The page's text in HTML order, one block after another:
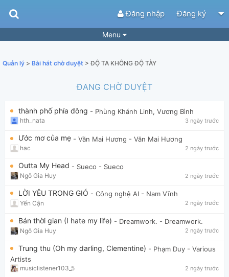
Đăng nhập Đăng ký
Menu
Tìm theo hợp âm Tải ứng dụng
Yêu cầu hợp âm
Tắt quảng cáo
Quản lý > Bài hát chờ duyệt > ĐỘ TA KHÔNG ĐỘ TÀY
ĐANG CHỜ DUYỆT
thành phố phía đông - Phùng Khánh Linh, Vương Bình
hth_nata 3 ngày trước
Ước mơ của mẹ - Văn Mai Hương - Văn Mai Hương
hac 2 ngày trước
Outta My Head - Sueco - Sueco
Ngô Gia Huy 2 ngày trước
LỜI YÊU TRONG GIÓ - Công nghệ AI - Nam Vĩnh
Yến Cận 2 ngày trước
Bán thời gian (I hate my life) - Dreamwork. - Dreamwork.
Ngô Gia Huy 2 ngày trước
Trung thu (Oh my darling, Clementine) - Phạm Duy - Various
Artists
musiclistener103_5 2 ngày trước